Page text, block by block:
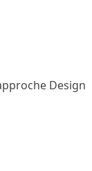
Design